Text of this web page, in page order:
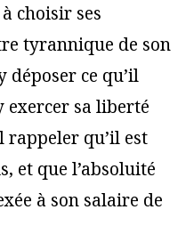
choisir ses
tyrannique de son
déposer ce qu’il
exercer sa liberté
rappeler qu’il est
et que l’absoluité
à son salaire de